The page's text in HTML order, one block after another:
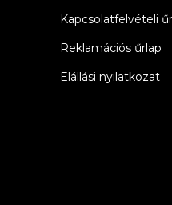
Kapcsolatfelvételi
Reklamációs űrlap
Elállási nyilatkozat